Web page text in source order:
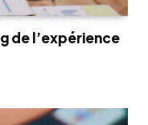
de l’expérience